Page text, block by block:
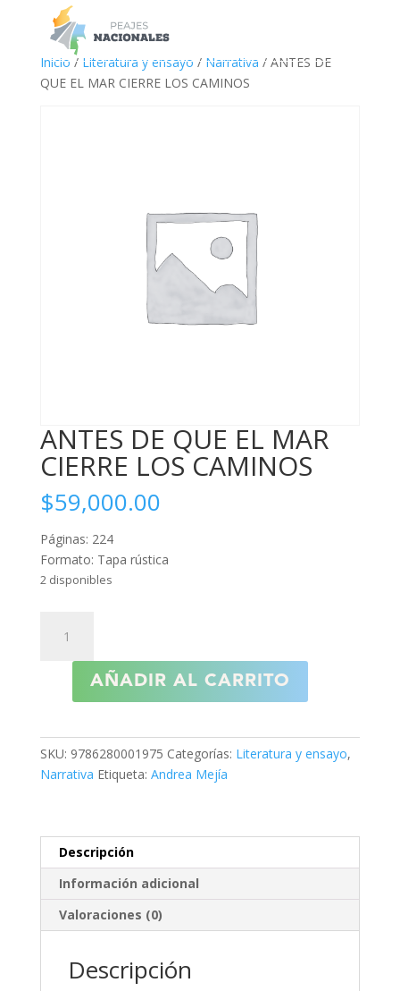
Inicio / Literatura y ensayo / Narrativa / ANTES DE
QUE EL MAR CIERRE LOS CAMINOS
ANTES DE QUE EL MAR
CIERRE LOS CAMINOS
$59,000.00
Páginas: 224
Formato: Tapa rústica
2 disponibles
AÑADIR AL CARRITO
SKU: 9786280001975 Categorías: Literatura y ensayo,
Narrativa Etiqueta: Andrea Mejía
Descripción
Información adicional
Valoraciones (0)
Descripción